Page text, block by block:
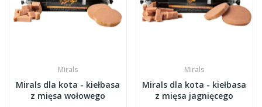
Mirals
Mirals dla kota - kiełbasa
z mięsa wołowego
Mirals
Mirals dla kota - kiełbasa
z mięsa jagnięcego